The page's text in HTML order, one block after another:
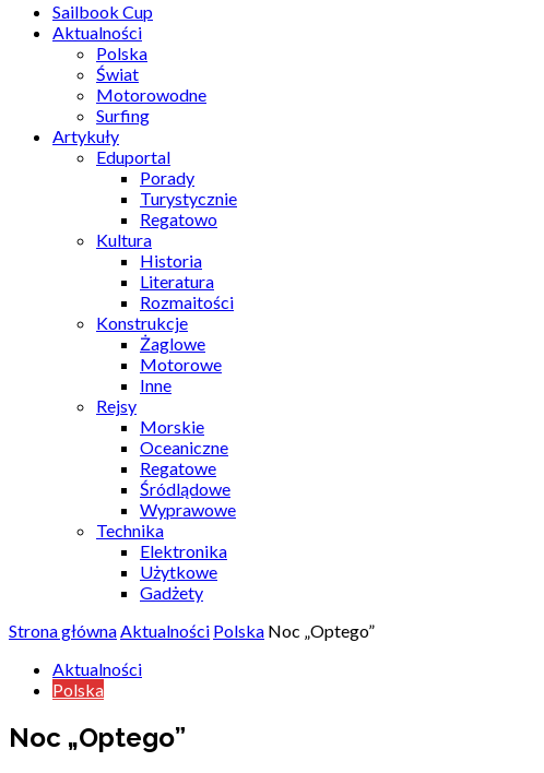
Sailbook Cup
Aktualności
Polska
Świat
Motorowodne
Surfing
Artykuły
Eduportal
Porady
Turystycznie
Regatowo
Kultura
Historia
Literatura
Rozmaitości
Konstrukcje
Żaglowe
Motorowe
Inne
Rejsy
Morskie
Oceaniczne
Regatowe
Śródlądowe
Wyprawowe
Technika
Elektronika
Użytkowe
Gadżety
Strona głównaAktualności Polska Noc „Optego”
Aktualności
Polska
Noc „Optego”